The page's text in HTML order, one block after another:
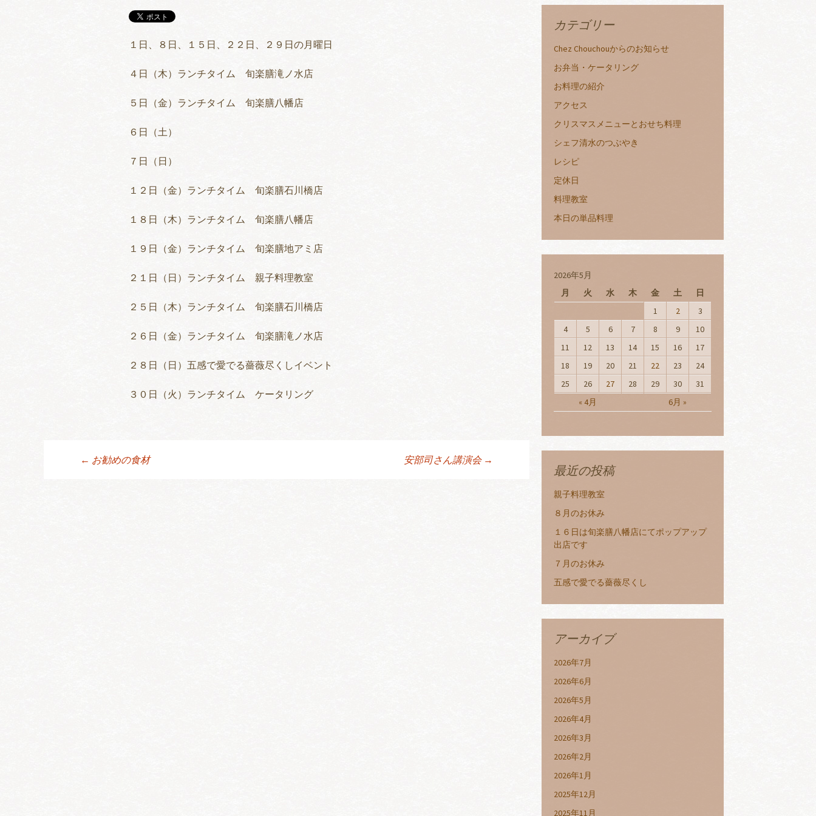
１日、８日、１５日、２２日、２９日の月曜日
４日（木）ランチタイム 旬楽膳滝ノ水店
５日（金）ランチタイム 旬楽膳八幡店
６日（土）
７日（日）
１２日（金）ランチタイム 旬楽膳石川橋店
１８日（木）ランチタイム 旬楽膳八幡店
１９日（金）ランチタイム 旬楽膳地アミ店
２１日（日）ランチタイム 親子料理教室
２５日（木）ランチタイム 旬楽膳石川橋店
２６日（金）ランチタイム 旬楽膳滝ノ水店
２８日（日）五感で愛でる薔薇尽くしイベント
３０日（火）ランチタイム ケータリング
← お勧めの食材 安部司さん講演会 →
カテゴリー
Chez Chouchouからのお知らせ
お弁当・ケータリング
お料理の紹介
アクセス
クリスマスメニューとおせち料理
シェフ清水のつぶやき
レシピ
定休日
料理教室
本日の単品料理
2026年5月
月
火 水 木 金 土 日
« 4月 6月 »
1 2
3
4
5 6 7 8 9
10
11
12 13 14 15 16
17
18
19 20 21 22 23
24
25
26 27 28 29 30 31
最近の投稿
親子料理教室
８月のお休み
１６日は旬楽膳八幡店にてポップアップ
出店です
７月のお休み
五感で愛でる薔薇尽くし
アーカイブ
2026年7月
2026年6月
2026年5月
2026年4月
2026年3月
2026年2月
2026年1月
2025年12月
2025年11月